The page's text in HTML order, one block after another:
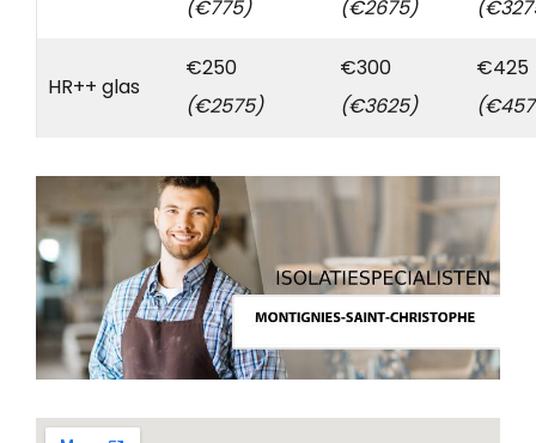
(€775) (€2675)
HR++ glas
€250
(€2575)
€300
(€3625)
€425